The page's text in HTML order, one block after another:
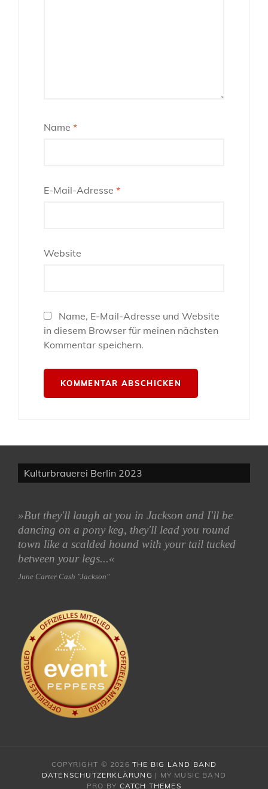
Name *
E-Mail-Adresse *
Website
Name, E-Mail-Adresse und Website
in diesem Browser für meinen nächsten
Kommentar speichern.
Kulturbrauerei Berlin 2023
»But they'll laugh at you in Jackson and I'll be
dancing on a pony keg, they'll lead you round
town like a scalded hound with your tail tucked
between your legs...«
June Carter Cash "Jackson"
COPYRIGHT © 2026 THE BIG LAND BAND
DATENSCHUTZERKLÄRUNG | MY MUSIC BAND
PRO BY CATCH THEMES